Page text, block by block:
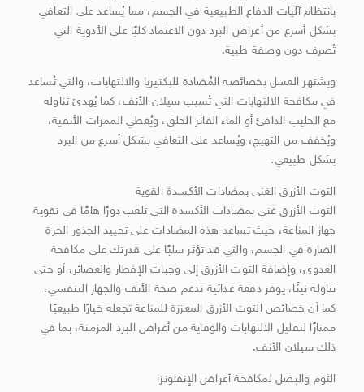
بانتظام آليات الدفاع الطبيعية في الجسم، مما يُساعد على التعافي
بشكل أسرع من أعراض البرد دون الاعتماد كليًا على الأدوية التي
تُصرف دون وصفة طبية.
ويشتهر العسل بخصائصه المُضادة للبكتيريا والالتهابات، والتي تُساعد
في مكافحة الالتهابات التي تُسبب سيلان الأنف، كما يُهدئ تناوله
مع الحليب الدافئ أو الماء الفاتر الحلق، ويُغطي الممرات الأنفية،
ويُخفف من التهيج، ويُساعد على التعافي بشكل أسرع من البرد
بشكل طبيعي.
التوت الأزرق الغنى بمضادات الأكسدة القوية
التوت الأزرق غني بمضادات الأكسدة التي تلعب دورًا هامًا في تقوية
جهاز المناعة، حيث تساعد هذه المضادات على تحييد الجذور الحرة
الضارة في الجسم، والتي قد تؤثر سلبًا على قدرتك على مكافحة
العدوى، وإضافة التوت الأزرق إلى وجبات الإفطار والعصائر، أو حتى
تناوله نيئًا، يوفر دفعة غذائية تدعم صحة الأنف والجهاز التنفسي،
كما أن خصائص التوت الأزرق المعززة للمناعة تجعله خيارًا طبيعيًا
ممتازًا لتقليل الالتهابات والوقاية من أعراض البرد المزمنة، بما في
ذلك سيلان الأنف.
الثوم والبصل لمكافحة أعراض الإنفلونزا